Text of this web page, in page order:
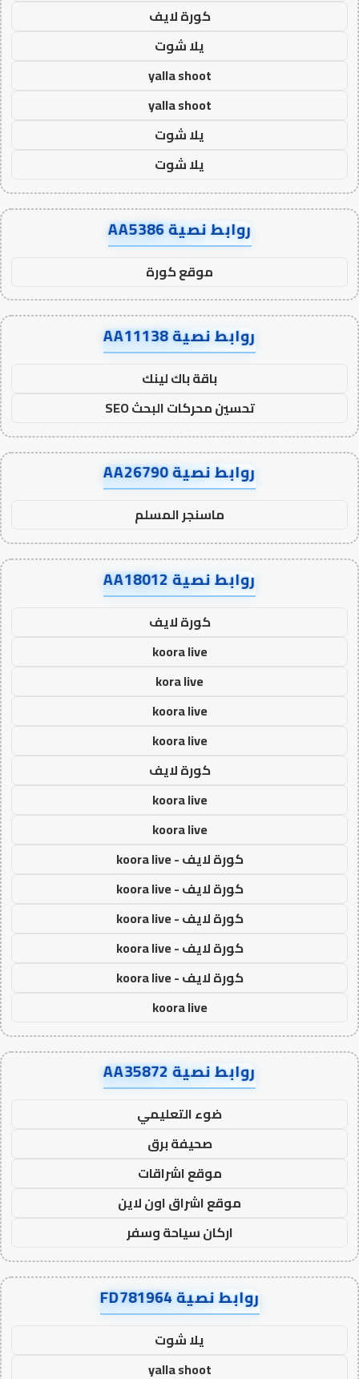
كورة لايف
يلا شوت
yalla shoot
yalla shoot
يلا شوت
يلا شوت
روابط نصية AA5386
موقع كورة
روابط نصية AA11138
باقة باك لينك
تحسين محركات البحث SEO
روابط نصية AA26790
ماسنجر المسلم
روابط نصية AA18012
كورة لايف
koora live
kora live
koora live
koora live
كورة لايف
koora live
koora live
كورة لايف - koora live
كورة لايف - koora live
كورة لايف - koora live
كورة لايف - koora live
كورة لايف - koora live
koora live
روابط نصية AA35872
ضوء التعليمي
صحيفة برق
موقع اشراقات
موقع اشراق اون لاين
اركان سياحة وسفر
روابط نصية FD781964
يلا شوت
yalla shoot